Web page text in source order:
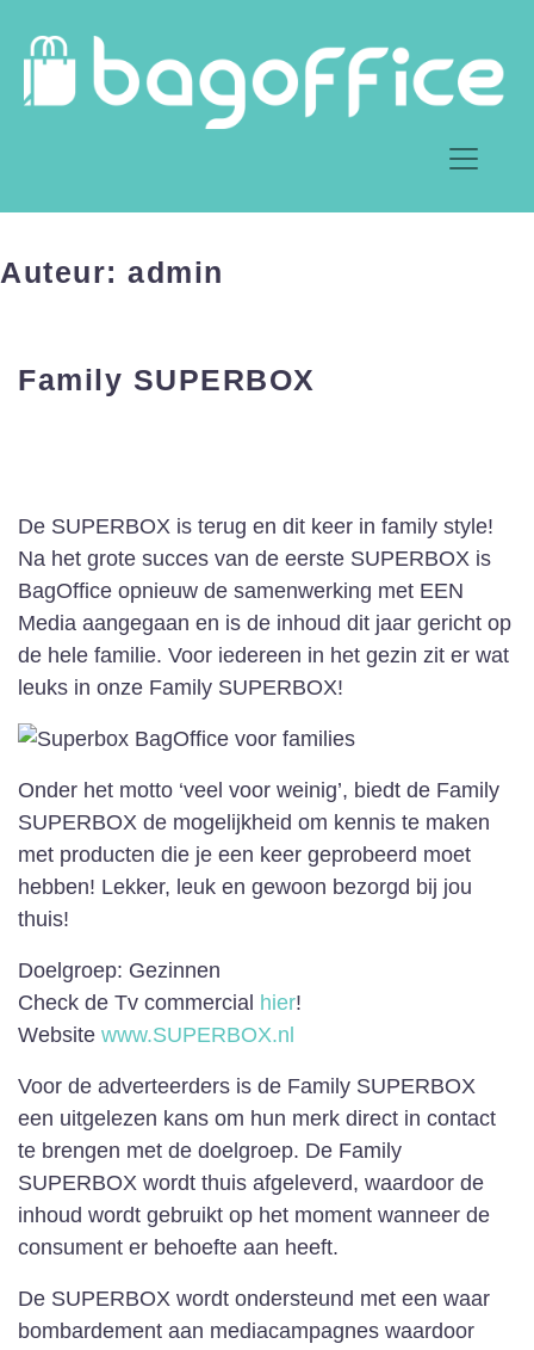
Auteur: admin
Family SUPERBOX
De SUPERBOX is terug en dit keer in family style!
Na het grote succes van de eerste SUPERBOX is
BagOffice opnieuw de samenwerking met EEN
Media aangegaan en is de inhoud dit jaar gericht op
de hele familie. Voor iedereen in het gezin zit er wat
leuks in onze Family SUPERBOX!
Onder het motto ‘veel voor weinig’, biedt de Family
SUPERBOX de mogelijkheid om kennis te maken
met producten die je een keer geprobeerd moet
hebben! Lekker, leuk en gewoon bezorgd bij jou
thuis!
Doelgroep: Gezinnen
Check de Tv commercial hier!
Website www.SUPERBOX.nl
Voor de adverteerders is de Family SUPERBOX
een uitgelezen kans om hun merk direct in contact
te brengen met de doelgroep. De Family
SUPERBOX wordt thuis afgeleverd, waardoor de
inhoud wordt gebruikt op het moment wanneer de
consument er behoefte aan heeft.
De SUPERBOX wordt ondersteund met een waar
bombardement aan mediacampagnes waardoor